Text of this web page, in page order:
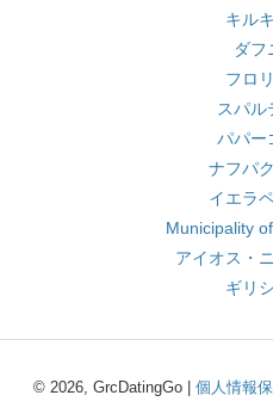
キル
ダフ
フロ
スパル
パパー
ナフパ
イエラ
Municipality
アイオス・
ギリ
© 2026, GrcDatingGo | 個人情報